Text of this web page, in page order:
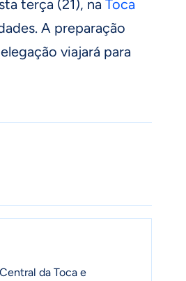
terça (21), na Toca
A preparação
viajará para
da Toca e